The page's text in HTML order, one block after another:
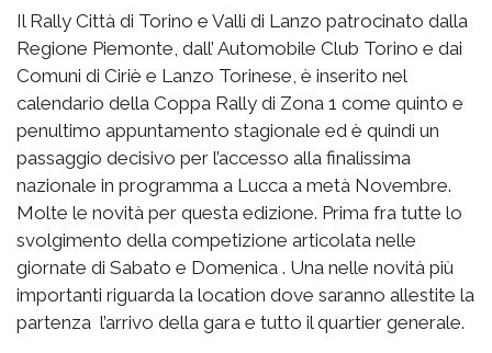
Il Rally Città di Torino e Valli di Lanzo patrocinato dalla
Regione Piemonte, dall’ Automobile Club Torino e dai
Comuni di Ciriè e Lanzo Torinese, è inserito nel
calendario della Coppa Rally di Zona 1 come quinto e
penultimo appuntamento stagionale ed è quindi un
passaggio decisivo per l’accesso alla finalissima
nazionale in programma a Lucca a metà Novembre.
Molte le novità per questa edizione. Prima fra tutte lo
svolgimento della competizione articolata nelle
giornate di Sabato e Domenica . Una nelle novità più
importanti riguarda la location dove saranno allestite la
partenza l’arrivo della gara e tutto il quartier generale.